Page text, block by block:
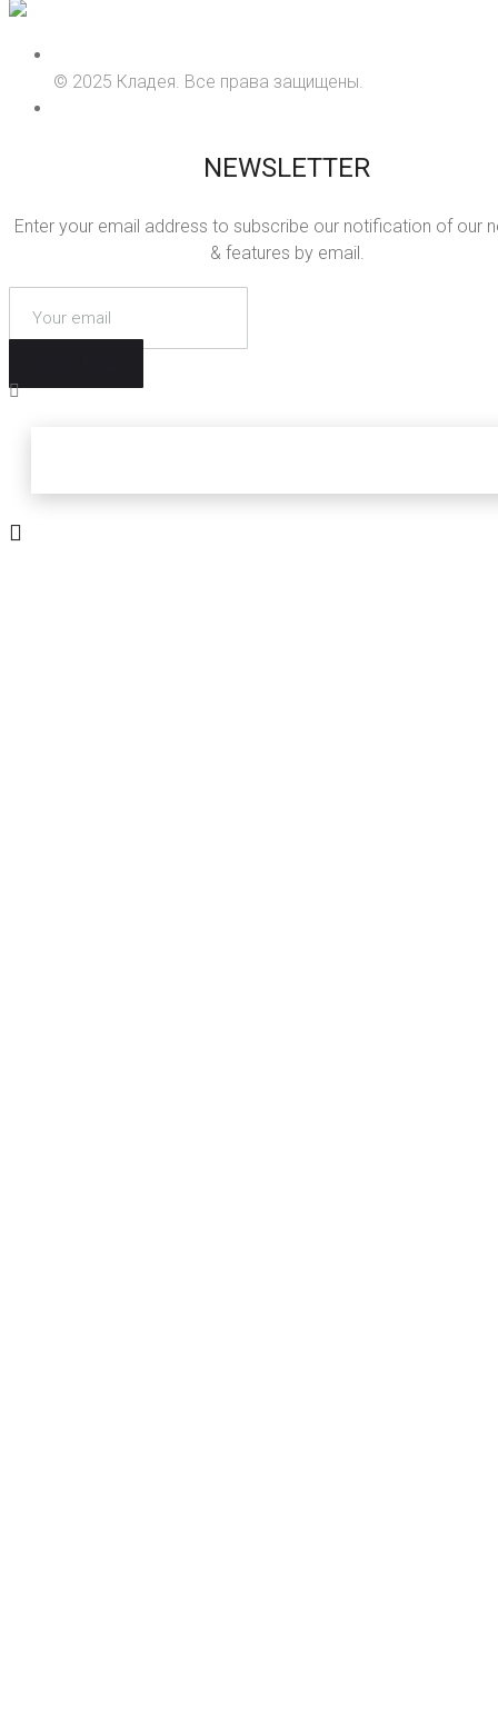
© 2025 Кладея. Все права защищены.
NEWSLETTER
Enter your email address to subscribe our notification of our
& features by email.